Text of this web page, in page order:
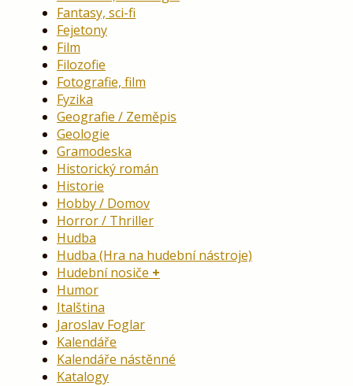
Fantasy, sci-fi
Fejetony
Film
Filozofie
Fotografie, film
Fyzika
Geografie / Zeměpis
Geologie
Gramodeska
Historický román
Historie
Hobby / Domov
Horror / Thriller
Hudba
Hudba (Hra na hudební nástroje)
Hudební nosiče
Humor
Italština
Jaroslav Foglar
Kalendáře
Kalendáře nástěnné
Katalogy